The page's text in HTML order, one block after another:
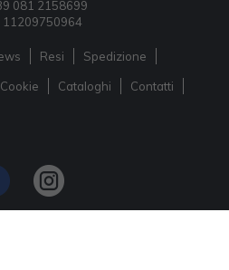
081 2158699
11209750964
Resi Spedizione
Cookie Cataloghi Contatti